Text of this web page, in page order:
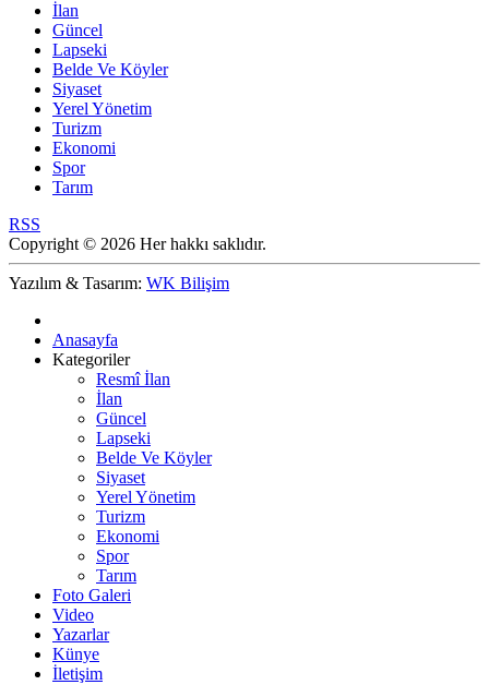
İlan
Güncel
Lapseki
Belde Ve Köyler
Siyaset
Yerel Yönetim
Turizm
Ekonomi
Spor
Tarım
RSS
Copyright © 2026 Her hakkı saklıdır.
Yazılım & Tasarım: WK Bilişim
Anasayfa
Kategoriler
Resmî İlan
İlan
Güncel
Lapseki
Belde Ve Köyler
Siyaset
Yerel Yönetim
Turizm
Ekonomi
Spor
Tarım
Foto Galeri
Video
Yazarlar
Künye
İletişim